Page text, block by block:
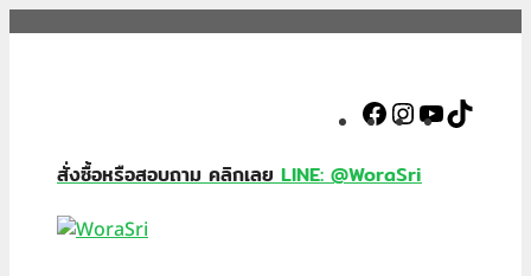
Facebook
Instagram
YouTube
สั่งซื้อหรือสอบถาม คลิกเลยLINE: @WoraSri